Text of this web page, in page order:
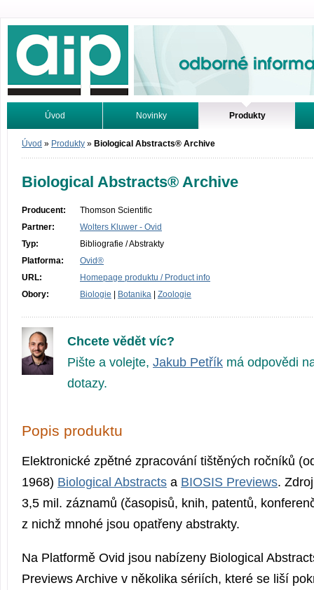
Odborné informace. Online.
Úvod Novinky Produkty
Vyhledávání Tutoriály
Úvod » Produkty » Biological Abstracts® Archive
Biological Abstracts® Archive
Producent:
Thomson Scientific
Partner:
Wolters Kluwer - Ovid
Typ:
Bibliografie / Abstrakty
Platforma:
Ovid®
URL:
Homepage produktu / Product info
Obory:
Biologie Botanika Zoologie
Chcete vědět víc?
Pište a volejte, Jakub Petřík má odpovědi
dotazy.
Popis produktu
Elektronické zpětné zpracování tištěných ročníků
1968) Biological Abstracts a BIOSIS Previews.
3,5 mil. záznamů (časopisů, knih, patentů,
z nichž mnohé jsou opatřeny abstrakty.
Na Platformě Ovid jsou nabízeny Biological
Previews Archive v několika sériích, které se liší